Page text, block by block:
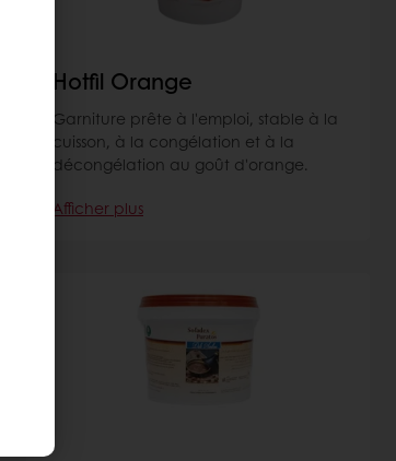
Hotfil Orange
Garniture prête à l'emploi, stable à la
cuisson, à la congélation et à la
décongélation au goût d'orange.
Afficher plus